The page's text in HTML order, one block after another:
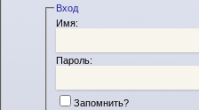
Вход
Имя:
Пароль:
Запомнить?